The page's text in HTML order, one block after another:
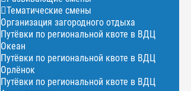
Тематические смены
Организация загородного отдыха
Путёвки по региональной квоте в ВДЦ
Океан
Путёвки по региональной квоте в ВДЦ
Орлёнок
Путёвки по региональной квоте в ВДЦ